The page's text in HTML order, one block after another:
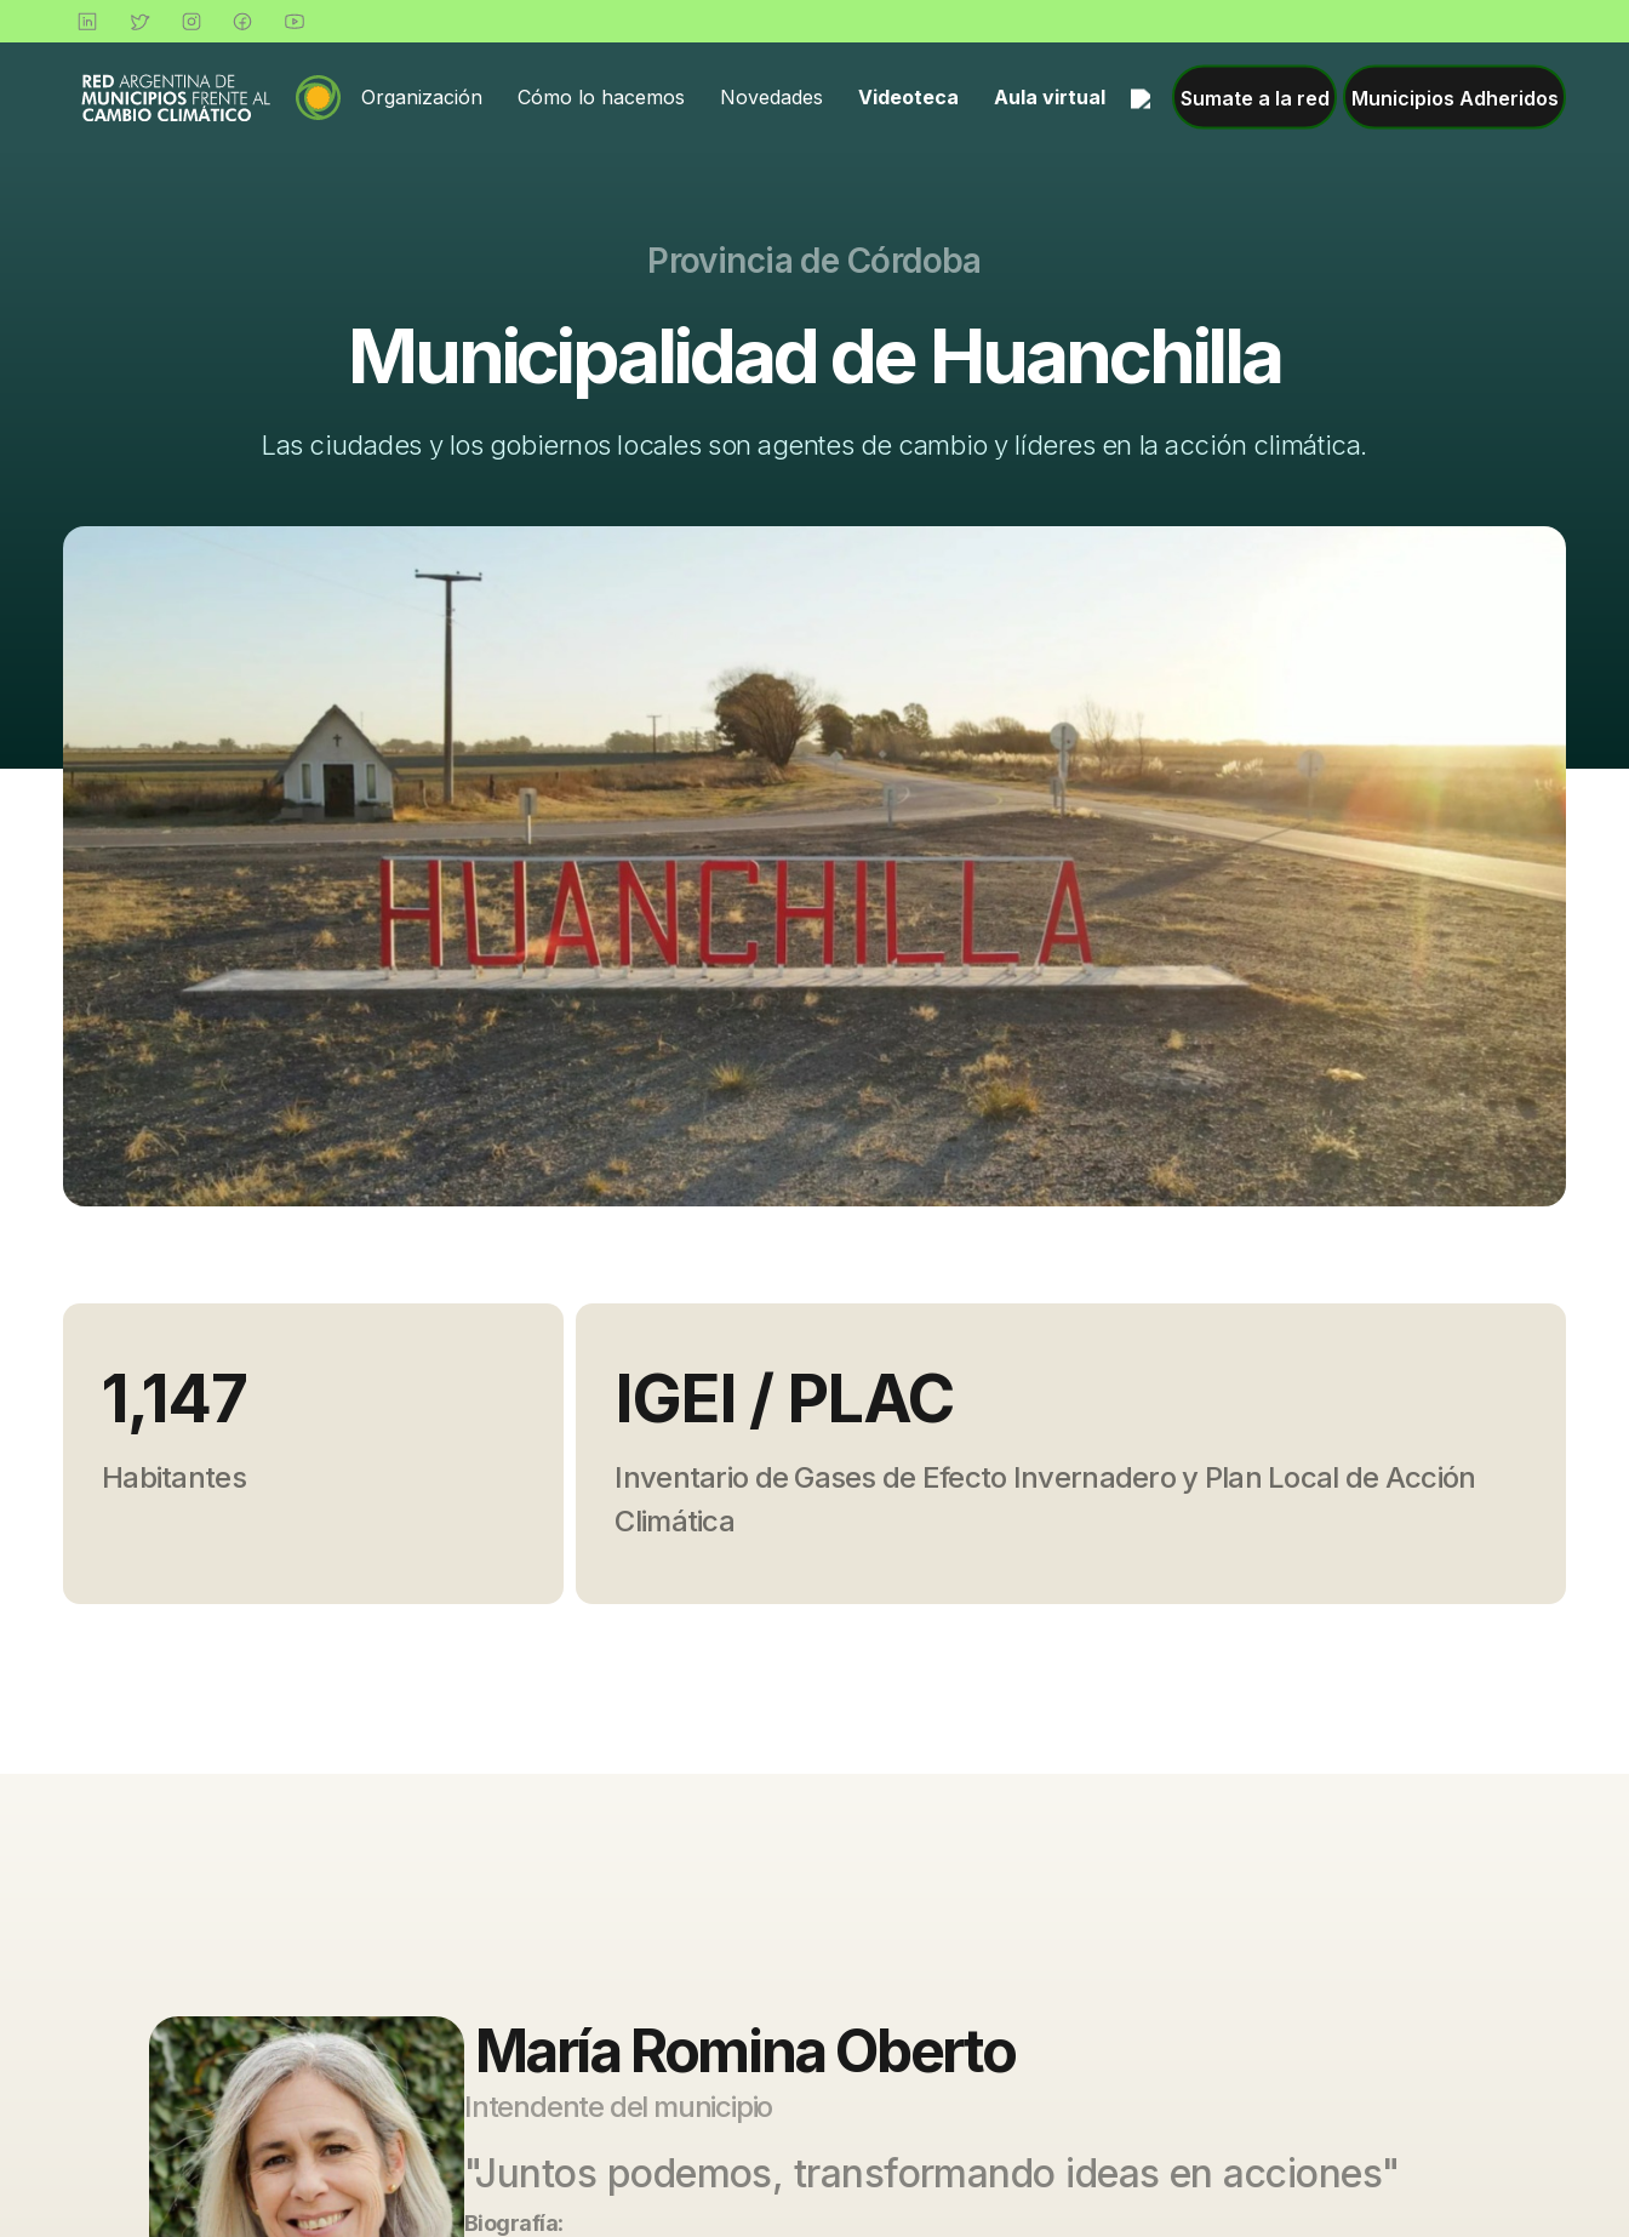
Organización Cómo lo hacemos Novedades Videoteca Aula virtual Sumate a la red Municipios Adheridos
Provincia de Córdoba
Municipalidad de Huanchilla
Las ciudades y los gobiernos locales son agentes de cambio y líderes en la acción climática.
1,147
Habitantes
IGEI / PLAC
Inventario de Gases de Efecto Invernadero y Plan Local de Acción
Climática
María Romina Oberto
Intendente del municipio
"Juntos podemos, transformando ideas en acciones"
Biografía: